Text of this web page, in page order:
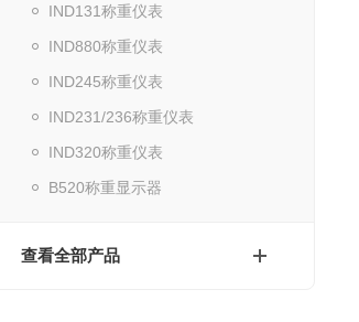
IND131称重仪表
IND880称重仪表
IND245称重仪表
IND231/236称重仪表
IND320称重仪表
B520称重显示器
查看全部产品